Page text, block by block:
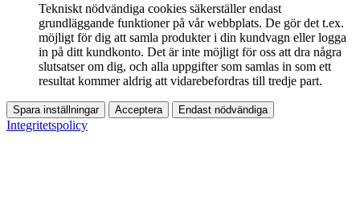
Tekniskt nödvändiga cookies säkerställer endast
grundläggande funktioner på vår webbplats. De gör det t.ex.
möjligt för dig att samla produkter i din kundvagn eller logga
in på ditt kundkonto. Det är inte möjligt för oss att dra några
slutsatser om dig, och alla uppgifter som samlas in som ett
resultat kommer aldrig att vidarebefordras till tredje part.
Spara inställningar Acceptera Endast nödvändiga
Integritetspolicy